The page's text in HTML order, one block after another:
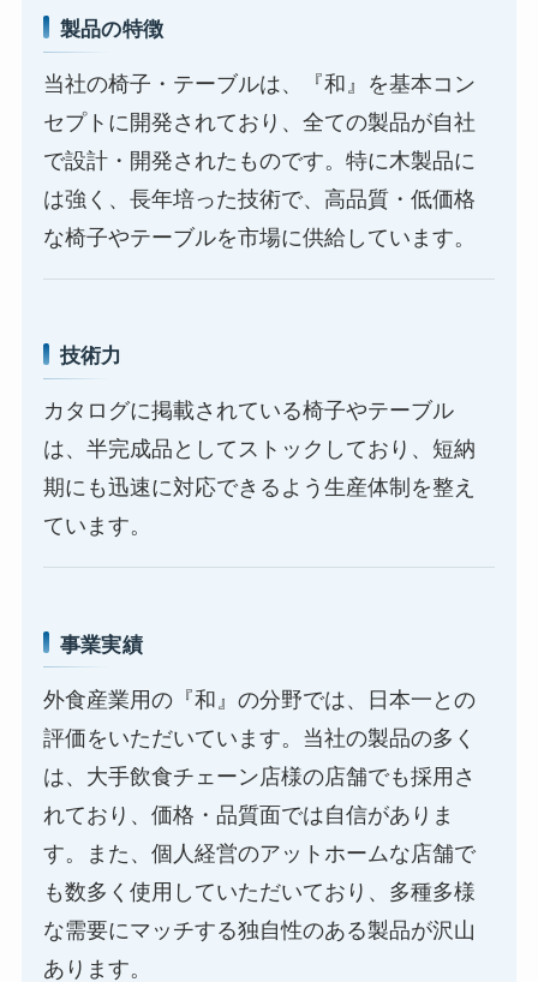
製品の特徴
当社の椅子・テーブルは、『和』を基本コン
セプトに開発されており、全ての製品が自社
で設計・開発されたものです。特に木製品に
は強く、長年培った技術で、高品質・低価格
な椅子やテーブルを市場に供給しています。
技術力
カタログに掲載されている椅子やテーブル
は、半完成品としてストックしており、短納
期にも迅速に対応できるよう生産体制を整え
ています。
事業実績
外食産業用の『和』の分野では、日本一との
評価をいただいています。当社の製品の多く
は、大手飲食チェーン店様の店舗でも採用さ
れており、価格・品質面では自信がありま
す。また、個人経営のアットホームな店舗で
も数多く使用していただいており、多種多様
な需要にマッチする独自性のある製品が沢山
あります。